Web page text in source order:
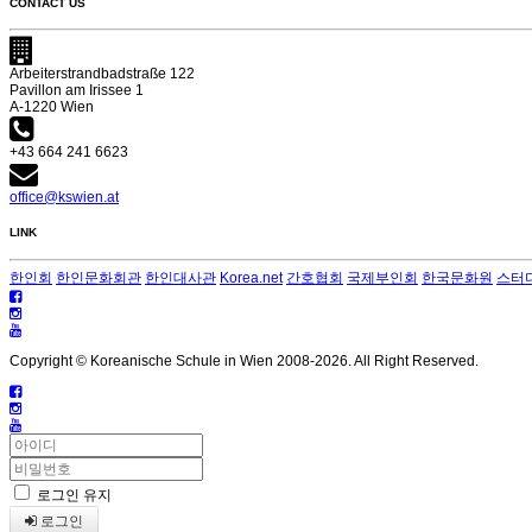
CONTACT US
Arbeiterstrandbadstraße 122
Pavillon am Irissee 1
A-1220 Wien
+43 664 241 6623
office@kswien.at
LINK
한인회 한인문화회관 한인대사관 Korea.net 간호협회 국제부인회 한국문화원 스터
Copyright © Koreanische Schule in Wien 2008-2026. All Right Reserved.
로그인 유지
로그인